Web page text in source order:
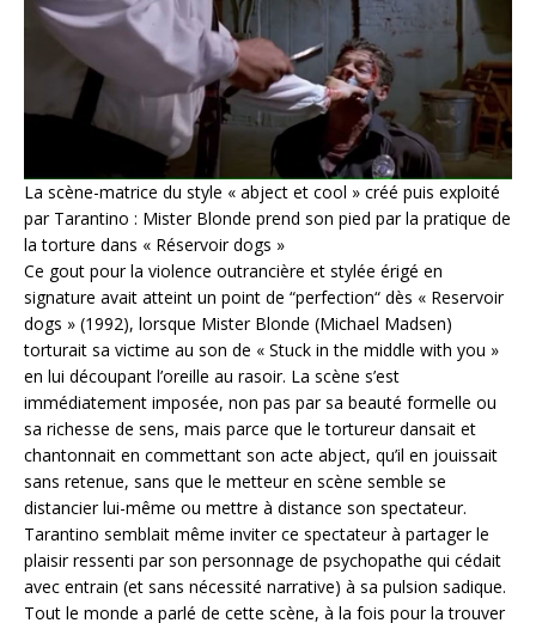
La scène-matrice du style « abject et cool » créé puis exploité
par Tarantino : Mister Blonde prend son pied par la pratique de
la torture dans « Réservoir dogs »
Ce gout pour la violence outrancière et stylée érigé en
signature avait atteint un point de “perfection“ dès « Reservoir
dogs » (1992), lorsque Mister Blonde (Michael Madsen)
torturait sa victime au son de « Stuck in the middle with you »
en lui découpant l’oreille au rasoir. La scène s’est
immédiatement imposée, non pas par sa beauté formelle ou
sa richesse de sens, mais parce que le tortureur dansait et
chantonnait en commettant son acte abject, qu’il en jouissait
sans retenue, sans que le metteur en scène semble se
distancier lui-même ou mettre à distance son spectateur.
Tarantino semblait même inviter ce spectateur à partager le
plaisir ressenti par son personnage de psychopathe qui cédait
avec entrain (et sans nécessité narrative) à sa pulsion sadique.
Tout le monde a parlé de cette scène, à la fois pour la trouver